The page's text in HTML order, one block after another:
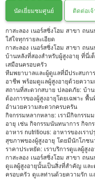
นัดเยี่ยมชมศูนย์
ติดต่อเ
กาสะลอง เนอร์สซิ่งโฮม สาขา ถ
ใส่ใจทุกรายละเอียด
กาสะลอง เนอร์สซิ่งโฮม สาขา ถน
บ้านหลังที่สองสำหรับผู้สูงอายุ ที่นี่
เสมือนครอบครัว
ทีมพยาบาลและผู้ดูแลที่มีประสบกา
อาชีพ พร้อมดูแลผู้สูงอายุด้วยควา
สถานที่สะดวกสบาย ปลอดภัย: บ้า
ต้องการของผู้สูงอายุโดยเฉพาะ พื้
อำนวยความสะดวกครบครัน
กิจกรรมหลากหลาย: เรามีกิจกรรม
อายุ เช่น กิจกรรมนันทนาการ กิจ
อาหาร nutritious: อาหารของเร
สุขภาพของผู้สูงอายุ โดยมีนักโภช
ราคาประหยัด: เราบริการดูแลผู้สู
กาสะลอง เนอร์สซิ่งโฮม สาขา ถน
ดูแลผู้สูงอายุนั้นเป็นสิ่งที่สำคัญ และ
ครอบครัว ดูแลท่านด้วยความรัก